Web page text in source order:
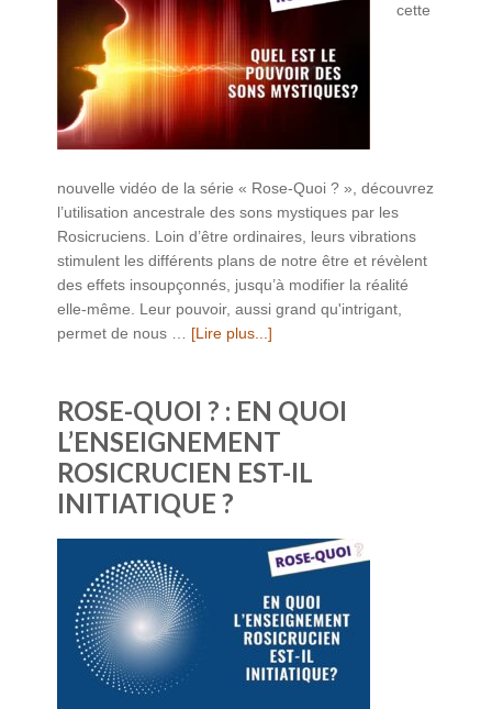
cette
nouvelle vidéo de la série « Rose-Quoi ? », découvrez
l’utilisation ancestrale des sons mystiques par les
Rosicruciens. Loin d’être ordinaires, leurs vibrations
stimulent les différents plans de notre être et révèlent
des effets insoupçonnés, jusqu’à modifier la réalité
elle-même. Leur pouvoir, aussi grand qu'intrigant,
permet de nous … [Lire plus...]
ROSE-QUOI ? : EN QUOI
L’ENSEIGNEMENT
ROSICRUCIEN EST-IL
INITIATIQUE ?